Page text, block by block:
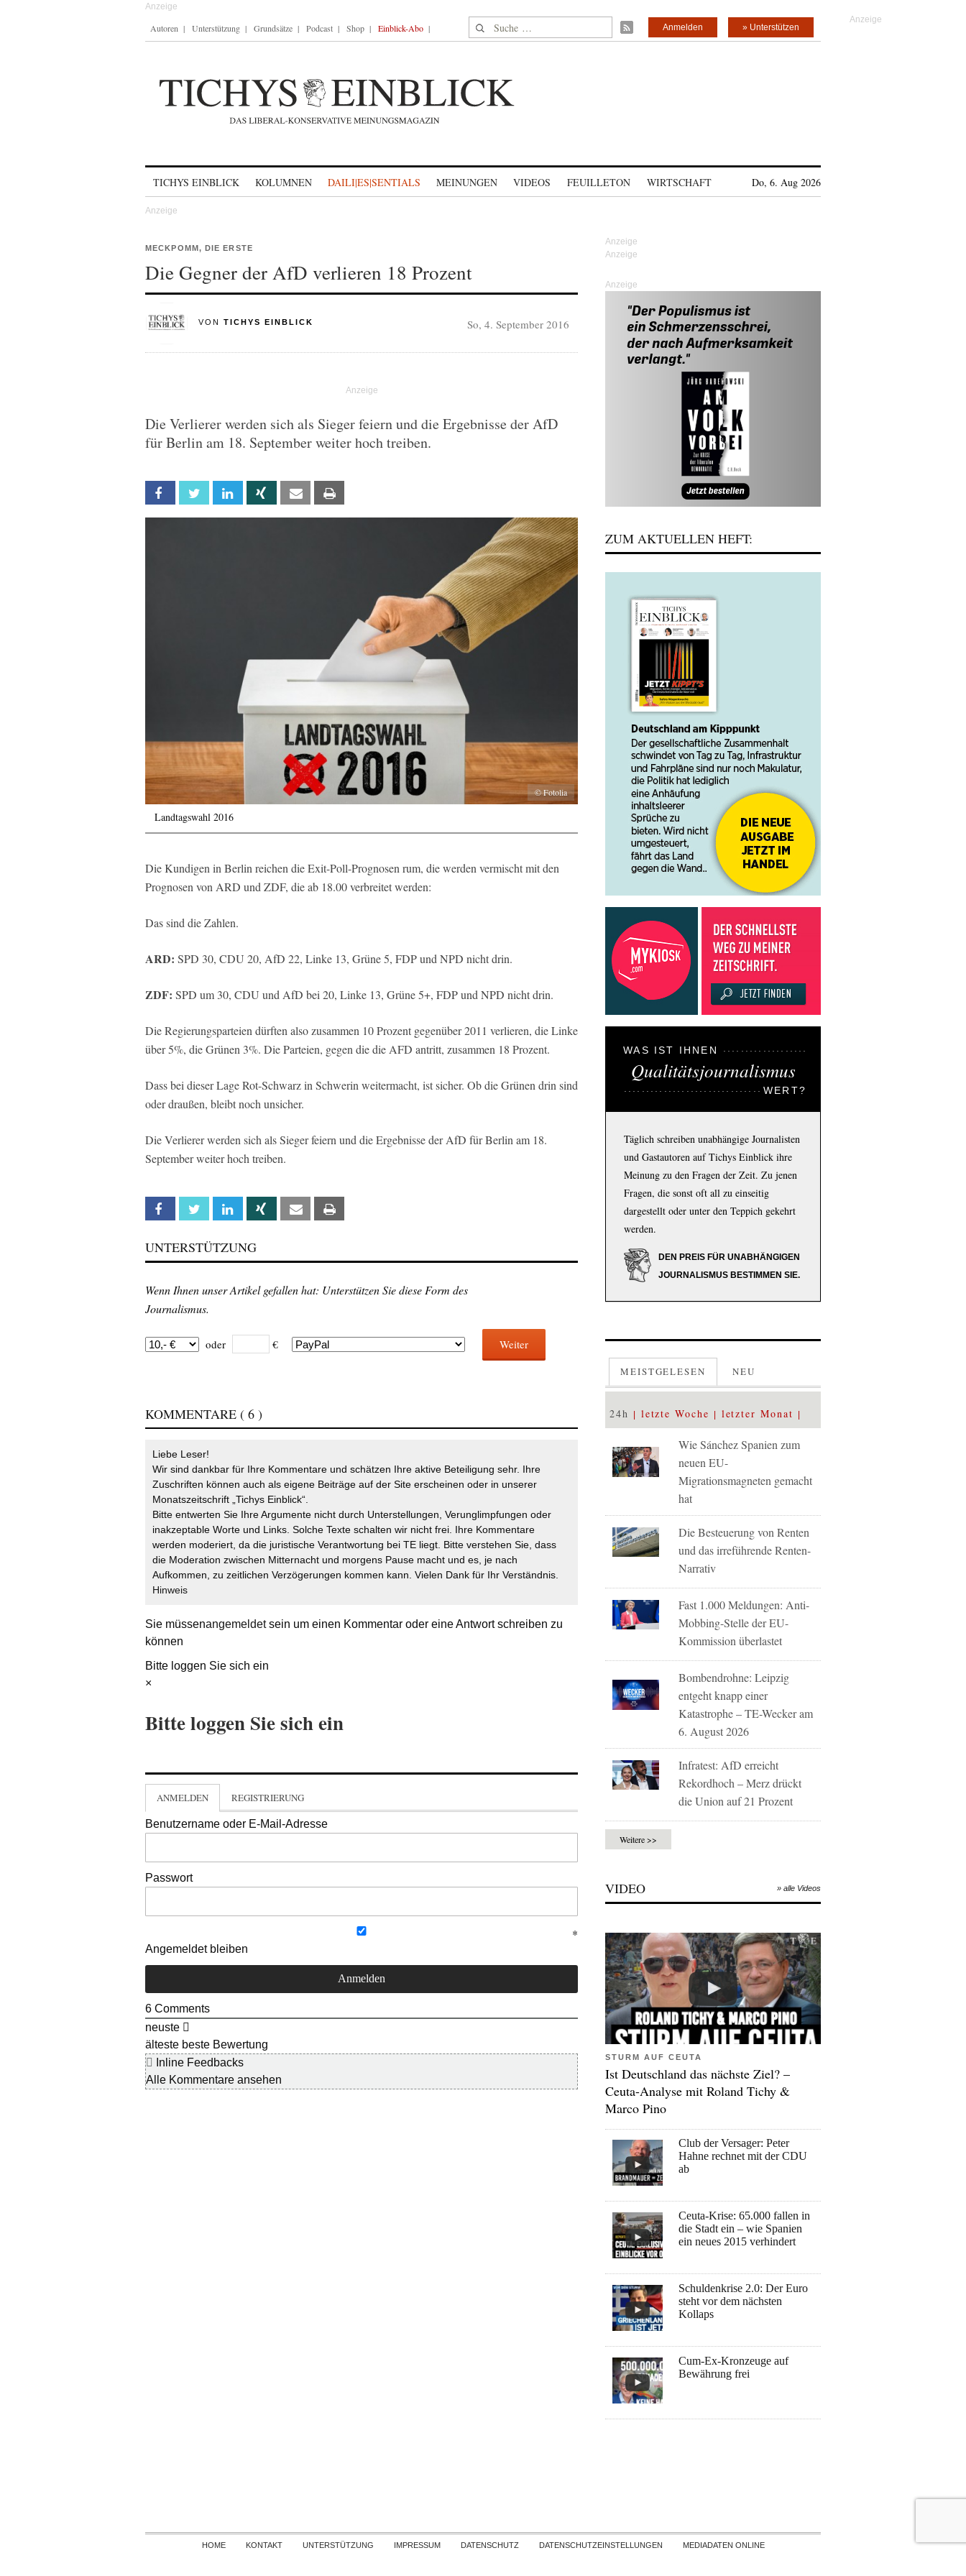
Autoren Unterstützung Grundsätze Podcast Shop Einblick-Abo Suche nach: » Unterstützen
Anmelden
TICHYS EINBLICK KOLUMNEN DAILI|ES|SENTIALS MEINUNGEN VIDEOS FEUILLETON WIRTSCHAFT Do, 6. Aug 2026
MECKPOMM, DIE ERSTE
Die Gegner der AfD verlieren 18 Prozent
VON TICHYS EINBLICK So, 4. September 2016
Die Verlierer werden sich als Sieger feiern und die Ergebnisse der AfD
für Berlin am 18. September weiter hoch treiben.
Facebook Twitter Linkedin Xing Email
© Fotolia
Landtagswahl 2016
Die Kundigen in Berlin reichen die Exit-Poll-Prognosen rum, die werden vermischt mit den
Prognosen von ARD und ZDF, die ab 18.00 verbreitet werden:
Das sind die Zahlen.
ARD: SPD 30, CDU 20, AfD 22, Linke 13, Grüne 5, FDP und NPD nicht drin.
ZDF: SPD um 30, CDU und AfD bei 20, Linke 13, Grüne 5+, FDP und NPD nicht drin.
Die Regierungsparteien dürften also zusammen 10 Prozent gegenüber 2011 verlieren, die Linke
über 5%, die Grünen 3%. Die Parteien, gegen die die AFD antritt, zusammen 18 Prozent.
Dass bei dieser Lage Rot-Schwarz in Schwerin weitermacht, ist sicher. Ob die Grünen drin sind
oder draußen, bleibt noch unsicher.
Die Verlierer werden sich als Sieger feiern und die Ergebnisse der AfD für Berlin am 18.
September weiter hoch treiben.
Facebook Twitter Linkedin Xing Email
UNTERSTÜTZUNG
Wenn Ihnen unser Artikel gefallen hat: Unterstützen Sie diese Form des
Journalismus.
oder € Weiter
KOMMENTARE ( 6 )
Liebe Leser!
Wir sind dankbar für Ihre Kommentare und schätzen Ihre aktive Beteiligung sehr. Ihre
Zuschriften können auch als eigene Beiträge auf der Site erscheinen oder in unserer
Monatszeitschrift „Tichys Einblick“.
Bitte entwerten Sie Ihre Argumente nicht durch Unterstellungen, Verunglimpfungen oder
inakzeptable Worte und Links. Solche Texte schalten wir nicht frei. Ihre Kommentare
werden moderiert, da die juristische Verantwortung bei TE liegt. Bitte verstehen Sie, dass
die Moderation zwischen Mitternacht und morgens Pause macht und es, je nach
Aufkommen, zu zeitlichen Verzögerungen kommen kann. Vielen Dank für Ihr Verständnis.
Hinweis
Sie müssenangemeldetsein um einen Kommentar oder eine Antwort schreiben zu
können
Bitte loggen Sie sich ein
×
Bitte loggen Sie sich ein
ANMELDEN REGISTRIERUNG
Benutzername oder E-Mail-Adresse
Passwort
Angemeldet bleiben
6 Comments
neuste
älteste beste Bewertung
Inline Feedbacks
Alle Kommentare ansehen
Anzeige
ZUM AKTUELLEN HEFT:
WAS IST IHNEN
Qualitätsjournalismus
WERT?
Täglich schreiben unabhängige Journalisten
und Gastautoren auf Tichys Einblick ihre
Meinung zu den Fragen der Zeit. Zu jenen
Fragen, die sonst oft all zu einseitig
dargestellt oder unter den Teppich gekehrt
werden.
DEN PREIS FÜR UNABHÄNGIGEN
JOURNALISMUS BESTIMMEN SIE.
MEISTGELESEN NEU
24h letzte Woche letzter Monat
Wie Sánchez Spanien zum
neuen EU-
Migrationsmagneten gemacht
hat
Die Besteuerung von Renten
und das irreführende Renten-
Narrativ
Fast 1.000 Meldungen: Anti-
Mobbing-Stelle der EU-
Kommission überlastet
Bombendrohne: Leipzig
entgeht knapp einer
Katastrophe – TE-Wecker am
6. August 2026
Infratest: AfD erreicht
Rekordhoch – Merz drückt
die Union auf 21 Prozent
Weitere >>
VIDEO » alle Videos
STURM AUF CEUTA
Ist Deutschland das nächste Ziel? –
Ceuta-Analyse mit Roland Tichy &
Marco Pino
Club der Versager: Peter
Hahne rechnet mit der CDU
ab
Ceuta-Krise: 65.000 fallen in
die Stadt ein – wie Spanien
ein neues 2015 verhindert
Schuldenkrise 2.0: Der Euro
steht vor dem nächsten
Kollaps
Cum-Ex-Kronzeuge auf
Bewährung frei
Skip to content
HOME KONTAKT UNTERSTÜTZUNG IMPRESSUM DATENSCHUTZ DATENSCHUTZEINSTELLUNGEN
MEDIADATEN ONLINE